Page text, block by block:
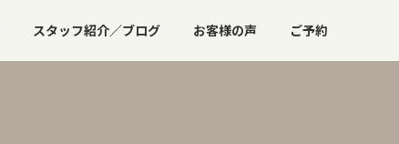
スタッフ紹介／ブログ お客様の声 ご予約